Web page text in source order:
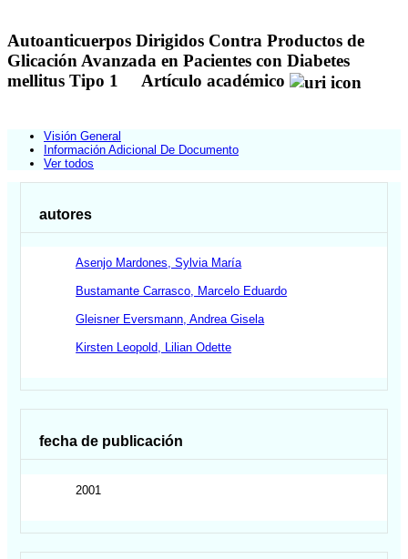
Autoanticuerpos Dirigidos Contra Productos de
Glicación Avanzada en Pacientes con Diabetes
mellitus Tipo 1
Artículo académico
Visión General
Información Adicional De Documento
Ver todos
autores
Asenjo Mardones, Sylvia María
Bustamante Carrasco, Marcelo Eduardo
Gleisner Eversmann, Andrea Gisela
Kirsten Leopold, Lilian Odette
fecha de publicación
2001